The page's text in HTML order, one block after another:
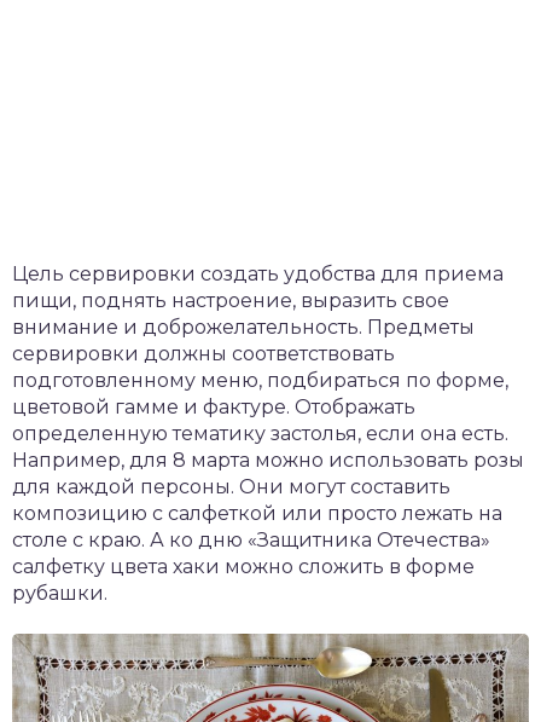
Цель сервировки создать удобства для приема
пищи, поднять настроение, выразить свое
внимание и доброжелательность. Предметы
сервировки должны соответствовать
подготовленному меню, подбираться по форме,
цветовой гамме и фактуре. Отображать
определенную тематику застолья, если она есть.
Например, для 8 марта можно использовать розы
для каждой персоны. Они могут составить
композицию с салфеткой или просто лежать на
столе с краю. А ко дню «Защитника Отечества»
салфетку цвета хаки можно сложить в форме
рубашки.